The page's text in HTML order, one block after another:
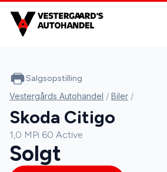
Salgsopstilling
Vestergårds Autohandel / Biler /
Skoda Citigo
1,0 MPi 60 Active
Solgt